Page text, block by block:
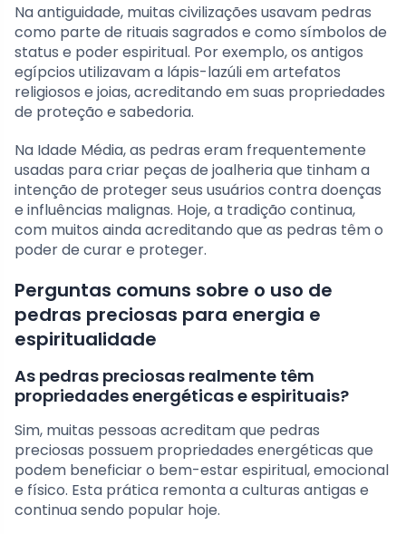
Na antiguidade, muitas civilizações usavam pedras
como parte de rituais sagrados e como símbolos de
status e poder espiritual. Por exemplo, os antigos
egípcios utilizavam a lápis-lazúli em artefatos
religiosos e joias, acreditando em suas propriedades
de proteção e sabedoria.
Na Idade Média, as pedras eram frequentemente
usadas para criar peças de joalheria que tinham a
intenção de proteger seus usuários contra doenças
e influências malignas. Hoje, a tradição continua,
com muitos ainda acreditando que as pedras têm o
poder de curar e proteger.
Perguntas comuns sobre o uso de
pedras preciosas para energia e
espiritualidade
As pedras preciosas realmente têm
propriedades energéticas e espirituais?
Sim, muitas pessoas acreditam que pedras
preciosas possuem propriedades energéticas que
podem beneficiar o bem-estar espiritual, emocional
e físico. Esta prática remonta a culturas antigas e
continua sendo popular hoje.